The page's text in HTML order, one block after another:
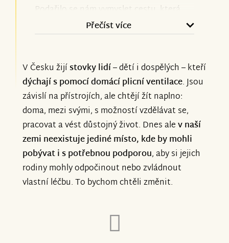
architektů. Po letech plánování a hledání
se projekt poprvé stává viditelným ve
fyzickém prostoru.
Tohle všechno jsme mohli dělat i díky
vám. Vaše podpora nám dala čas, prostor
a důkaz, že na tom lidem záleží.
Tady sbírka končí, ale hledání dárců a
potřeba podpory pokračuje na
darujme.cz/domovnadeje, kde budeme
moci zůstat s dárci v pravidelném
kontaktu díky newsletterům a průběžně
Vše, včetně vizualizací a aktualit,
Podařilo se nám vymyslet cestu, která
lépe koresponduje s dlouhodobou vizí
domov v ČR pro lidi na umělé plicní
ventilaci a jejich rodin, jak je ve sbírce
zmíněno. A děláme maximum pro
realizaci a zefektivnění projektu.
Děkujeme za pochopení a brzy se
ozveme s konkrétními informacemi.
Přečíst více
V Česku žijístovky lidí– dětí i dospělých – kteří
dýchají s pomocí domácí plicní ventilace. Jsou
závislí na přístrojích, ale chtějí žít naplno:
doma, mezi svými, s možností vzdělávat se,
pracovat a vést důstojný život. Dnes alev naší
zemi neexistuje jediné místo, kde by mohli
pobývat i s potřebnou podporou, aby si jejich
rodiny mohly odpočinout nebo zvládnout
vlastní léčbu. To bychom chtěli změnit.